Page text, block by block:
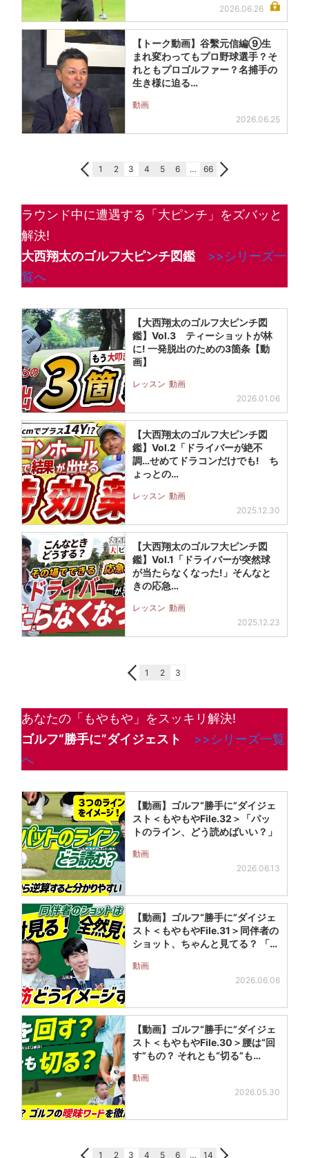
2026.06.26
【トーク動画】谷繫元信編⑨生
まれ変わってもプロ野球選手？そ
れともプロゴルファー？名捕手の
生き様に迫る…
動画
2026.06.25
1 2 3 4 5 6 … 66
ラウンド中に遭遇する「大ピンチ」をズバッと
解決!
大西翔太のゴルフ大ピンチ図鑑
>>シリーズ一
覧へ
【大西翔太のゴルフ大ピンチ図
鑑】Vol.3 ティーショットが林
に! 一発脱出のための3箇条【動
画】
レッスン 動画
2026.01.06
【大西翔太のゴルフ大ピンチ図
鑑】Vol.2「ドライバーが絶不
調…せめてドラコンだけでも! ち
ょっとの…
レッスン 動画
2025.12.30
【大西翔太のゴルフ大ピンチ図
鑑】Vol.1「ドライバーが突然球
が当たらなくなった!」そんなと
きの応急…
レッスン 動画
2025.12.23
1 2 3
あなたの「もやもや」をスッキリ解決!
ゴルフ“勝手に”ダイジェスト
>>シリーズ一覧
へ
【動画】ゴルフ“勝手に”ダイジェ
スト＜もやもやFile.32＞「パッ
トのライン、どう読めばいい？」
動画
2026.06.13
【動画】ゴルフ“勝手に”ダイジェ
スト＜もやもやFile.31＞同伴者の
ショット、ちゃんと見てる？ 「…
動画
2026.06.06
【動画】ゴルフ“勝手に”ダイジェ
スト＜もやもやFile.30＞腰は“回
す”もの？ それとも“切る”も…
動画
2026.05.30
1 2 3 4 5 6 … 14